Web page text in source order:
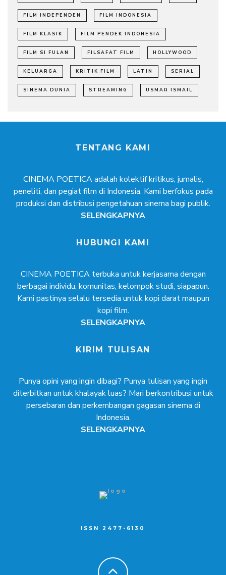
FILM INDEPENDEN FILM INDONESIA
FILM KLASIK FILM PENDEK INDONESIA
FILM SI FULAN FILSAFAT FILM HOLLYWOOD
KELUARGA KRITIK FILM LATIN SERIAL
SINEMA DUNIA STREAMING USMAR ISMAIL
TENTANG KAMI
CINEMA POETICA adalah kolektif kritikus, jurnalis,
peneliti, dan pegiat film di Indonesia. Kami berfokus pada
produksi dan distribusi pengetahuan sinema bagi publik.
SELENGKAPNYA
HUBUNGI KAMI
CINEMA POETICA terbuka untuk kerjasama dengan
berbagai individu, komunitas, kelompok studi, siapapun.
Kami pastinya selalu tersedia untuk kopi darat maupun
kopi film.
SELENGKAPNYA
KIRIM TULISAN
Punya opini yang ingin dibagi? Punya tulisan yang ingin
diterbitkan untuk khalayak luas? Mari berkontribusi untuk
persebaran dan perkembangan gagasan sinema di
Indonesia.
SELENGKAPNYA
ISSN 2477-6130